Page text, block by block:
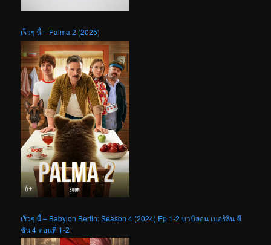
เร็วๆ นี้ – Palma 2 (2025)
เร็วๆ นี้ – Babylon Berlin: Season 4 (2024) Ep.1-2 บาบิลอน เบอร์ลิน ซี
ซัน 4 ตอนที่ 1-2